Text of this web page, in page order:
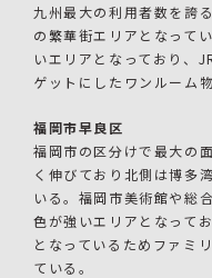
九州最大の利用者数を誇
の繁華街エリアとなって
いエリアとなっており、
ゲットにしたワンルーム
福岡市早良区
福岡市の区分けで最大の
く伸びており北側は博多
いる。福岡市美術館や総
色が強いエリアとなって
となっているためファミ
ている。